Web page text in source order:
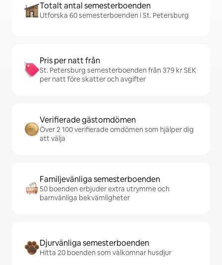
Totalt antal semesterboenden
Utforska 60 semesterboenden i St. Petersburg
Pris per natt från
St. Petersburg semesterboenden från 379 kr SEK
per natt före skatter och avgifter
Verifierade gästomdömen
Över 2 100 verifierade omdömen som hjälper dig
att välja
Familjevänliga semesterboenden
50 boenden erbjuder extra utrymme och
barnvänliga bekvämligheter
Djurvänliga semesterboenden
Hitta 20 boenden som välkomnar husdjur